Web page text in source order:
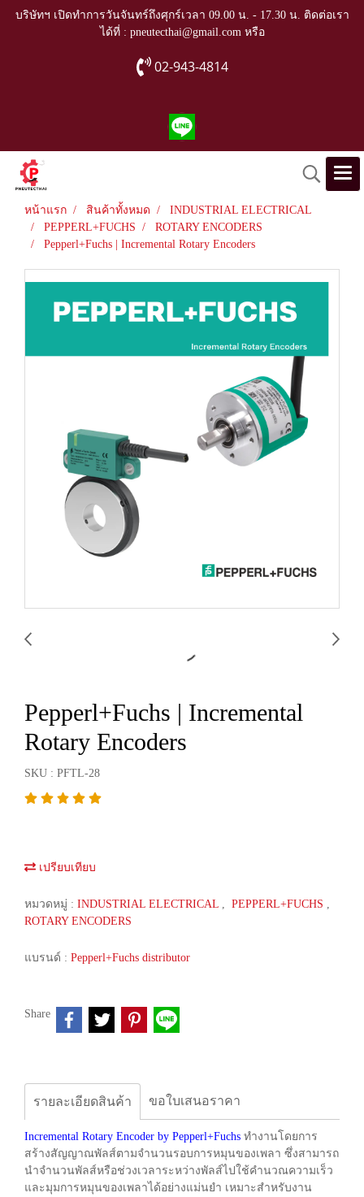
บริษัทฯ เปิดทำการวันจันทร์ถึงศุกร์เวลา 09.00 น. - 17.30 น. ติดต่อเรา
ได้ที่ : pneutecthai@gmail.com หรือ
02-943-4814
หน้าแรก สินค้าทั้งหมด
INDUSTRIAL ELECTRICAL
PEPPERL+FUCHS
ROTARY ENCODERS
Pepperl+Fuchs | Incremental Rotary Encoders
Pepperl+Fuchs | Incremental
Rotary Encoders
SKU : PFTL-28
เปรียบเทียบ
หมวดหมู่ : INDUSTRIAL ELECTRICAL , PEPPERL+FUCHS ,
ROTARY ENCODERS
แบรนด์ : Pepperl+Fuchs distributor
Share
รายละเอียดสินค้า ขอใบเสนอราคา
Incremental Rotary Encoder by Pepperl+Fuchs ทำงานโดยการ
สร้างสัญญาณพัลส์ตามจำนวนรอบการหมุนของเพลา ซึ่งสามารถ
นำจำนวนพัลส์หรือช่วงเวลาระหว่างพัลส์ไปใช้คำนวณความเร็ว
และมุมการหมุนของเพลาได้อย่างแม่นยำ เหมาะสำหรับงาน